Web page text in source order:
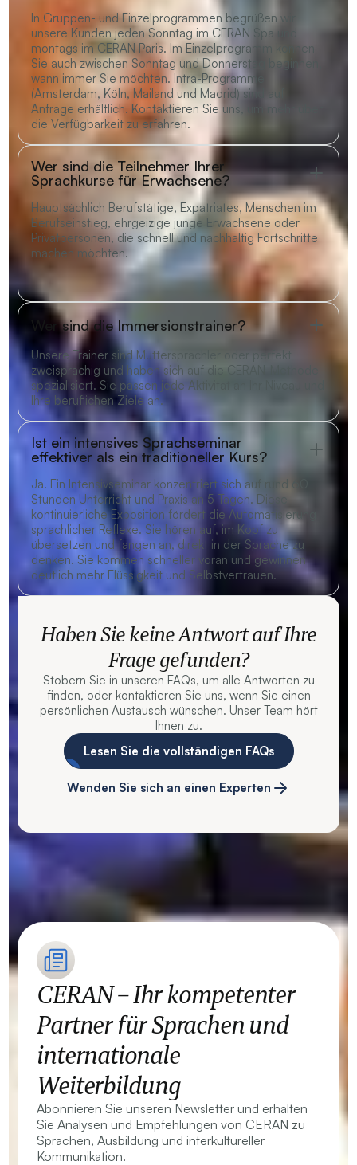
In Gruppen- und Einzelprogrammen begrüßen wir
unsere Kunden jeden Sonntag im CERAN Spa und
montags im CERAN Paris. Im Einzelprogramm können
Sie auch zwischen Sonntag und Donnerstag beginnen,
wann immer Sie möchten. Intra-Programme
(Amsterdam, Köln, Mailand und Madrid) sind auf
Anfrage erhältlich. Kontaktieren Sie uns, um mehr über
die Verfügbarkeit zu erfahren.
Wer sind die Teilnehmer Ihrer
Sprachkurse für Erwachsene?
Hauptsächlich Berufstätige, Expatriates, Menschen im
Berufseinstieg, ehrgeizige junge Erwachsene oder
Privatpersonen, die schnell und nachhaltig Fortschritte
machen möchten.
Wer sind die Immersionstrainer?
Unsere Trainer sind Muttersprachler oder perfekt
zweisprachig und haben sich auf die CERAN-Methode
spezialisiert. Sie passen jede Aktivität an Ihr Niveau und
Ihre beruflichen Ziele an.
Ist ein intensives Sprachseminar
effektiver als ein traditioneller Kurs?
Ja. Ein Intensivseminar konzentriert sich auf rund 60
Stunden Unterricht und Praxis an 5 Tagen. Diese
kontinuierliche Exposition fördert die Automatisierung
sprachlicher Reflexe. Sie hören auf, im Kopf zu
übersetzen und fangen an, direkt in der Sprache zu
denken. Sie kommen schneller voran und gewinnen
deutlich mehr Flüssigkeit und Selbstvertrauen.
Haben Sie keine Antwort auf Ihre
Frage gefunden?
Stöbern Sie in unseren FAQs, um alle Antworten zu
finden, oder kontaktieren Sie uns, wenn Sie einen
persönlichen Austausch wünschen. Unser Team hört
Ihnen zu.
Lesen Sie die vollständigen FAQs
Wenden Sie sich an einen Experten
CERAN – Ihr kompetenter
Partner für Sprachen und
internationale
Weiterbildung
Abonnieren Sie unseren Newsletter und erhalten
Sie Analysen und Empfehlungen von CERAN zu
Sprachen, Ausbildung und interkultureller
Kommunikation.